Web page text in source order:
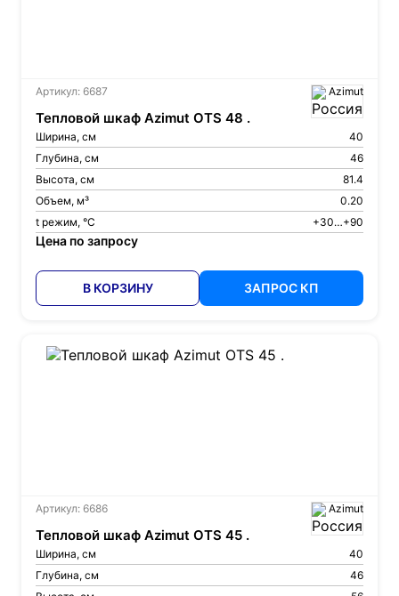
Артикул: 6687 Azimut
Тепловой шкаф Azimut OTS 48 .
Ширина, см
40
Глубина, см
46
Высота, см
81.4
Объем, м³
0.20
t режим, °С
+30…+90
Цена по запросу
В КОРЗИНУ ЗАПРОС КП
Артикул: 6686 Azimut
Тепловой шкаф Azimut OTS 45 .
Ширина, см
40
Глубина, см
46